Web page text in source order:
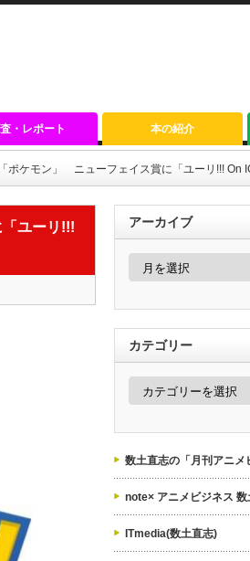
・レポート 本の紹介
ポケモン」 ニューフェイス賞に「ユーリ!!! On
ユーリ!!!
アーカイブ
ア
ブ
カテゴリー
カ
ー
数土直志の「月刊アニ
note× アニメビジネス 数
ITmedia(数土直志)